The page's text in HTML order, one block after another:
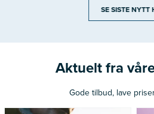
SE SISTE NYTT
Aktuelt fra
Gode tilbud, lave